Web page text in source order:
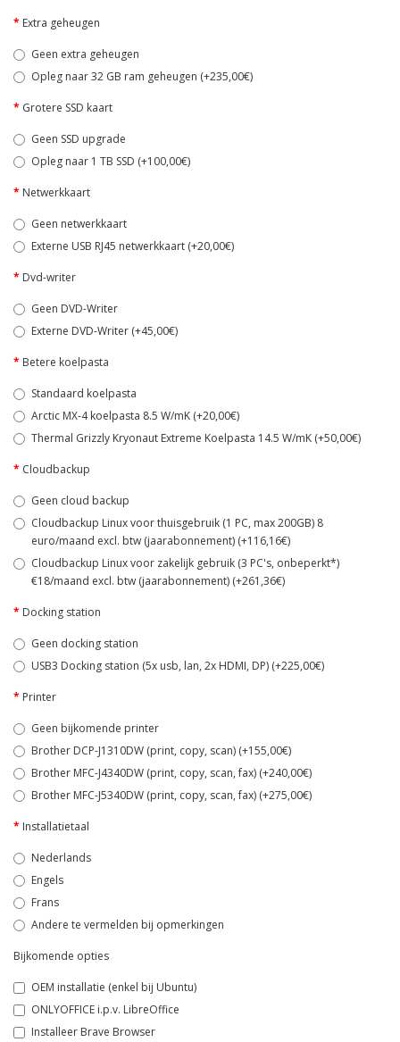
Extra geheugen
Geen extra geheugen
Opleg naar 32 GB ram geheugen (+235,00€)
Grotere SSD kaart
Geen SSD upgrade
Opleg naar 1 TB SSD (+100,00€)
Netwerkkaart
Geen netwerkkaart
Externe USB RJ45 netwerkkaart (+20,00€)
Dvd-writer
Geen DVD-Writer
Externe DVD-Writer (+45,00€)
Betere koelpasta
Standaard koelpasta
Arctic MX-4 koelpasta 8.5 W/mK (+20,00€)
Thermal Grizzly Kryonaut Extreme Koelpasta 14.5 W/mK (+50,00€)
Cloudbackup
Geen cloud backup
Cloudbackup Linux voor thuisgebruik (1 PC, max 200GB) 8
euro/maand excl. btw (jaarabonnement) (+116,16€)
Cloudbackup Linux voor zakelijk gebruik (3 PC's, onbeperkt*)
€18/maand excl. btw (jaarabonnement) (+261,36€)
Docking station
Geen docking station
USB3 Docking station (5x usb, lan, 2x HDMI, DP) (+225,00€)
Printer
Geen bijkomende printer
Brother DCP-J1310DW (print, copy, scan) (+155,00€)
Brother MFC-J4340DW (print, copy, scan, fax) (+240,00€)
Brother MFC-J5340DW (print, copy, scan, fax) (+275,00€)
Installatietaal
Nederlands
Engels
Frans
Andere te vermelden bij opmerkingen
Bijkomende opties
OEM installatie (enkel bij Ubuntu)
ONLYOFFICE i.p.v. LibreOffice
Installeer Brave Browser